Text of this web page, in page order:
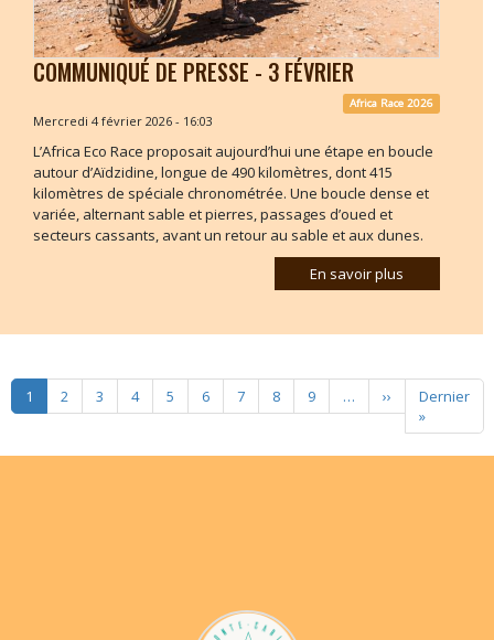
COMMUNIQUÉ DE PRESSE - 3 FÉVRIER
Africa Race 2026
Mercredi 4 février 2026 - 16:03
L’Africa Eco Race proposait aujourd’hui une étape en boucle
autour d’Aïdzidine, longue de 490 kilomètres, dont 415
kilomètres de spéciale chronométrée. Une boucle dense et
variée, alternant sable et pierres, passages d’oued et
secteurs cassants, avant un retour au sable et aux dunes.
En savoir plus
1 2 3 4 5 6 7 8 9 … ››Page suivante
Dernier
»Dernière